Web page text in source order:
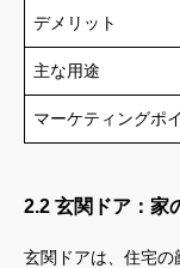
デメリット
主な用途
マーケティングポ
2.2 玄関ドア：家
玄関ドアは、住宅